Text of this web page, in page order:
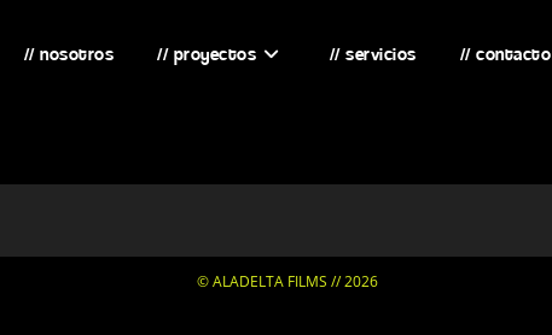
// nosotros // proyectos // servicios // contacto
© ALADELTA FILMS // 2026